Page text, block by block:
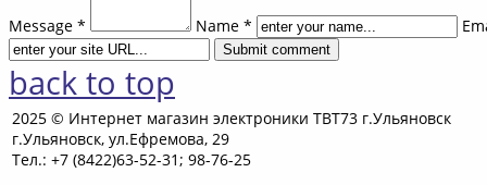
Message * Name *
back to top
2025 © Интернет магазин электроники ТВТ73 г.Ульяновск
г.Ульяновск, ул.Ефремова, 29
Тел.: +7 (8422)63-52-31; 98-76-25